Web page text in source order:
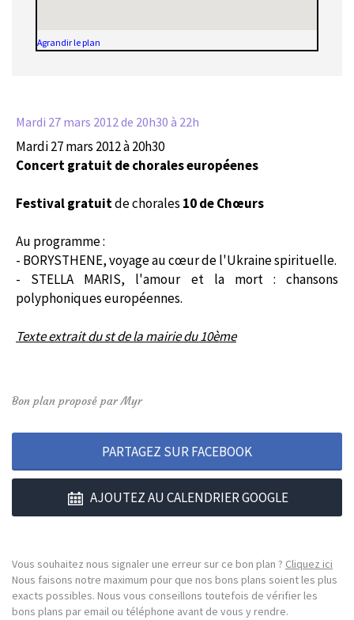
Agrandir le plan
Mardi 27 mars 2012de 20h30 à 22h
Mardi 27 mars 2012 à 20h30
Concert gratuit de chorales européenes
Festival gratuitde chorales 10 de Chœurs
Au programme :
- BORYSTHENE, voyage au cœur de l'Ukraine spirituelle.
- STELLA MARIS, l'amour et la mort : chansons
polyphoniques européennes.
Texte extrait du st de la mairie du 10ème
Bon plan proposé par Myr
PARTAGEZ SUR FACEBOOK
AJOUTEZ AU CALENDRIER GOOGLE
Vous souhaitez nous signaler une erreur sur ce bon plan ? Cliquez ici
Nous faisons notre maximum pour que nos bons plans soient les plus
exacts possibles. Nous vous conseillons toutefois de vérifier les
bons plans par email ou téléphone avant de vous y rendre.